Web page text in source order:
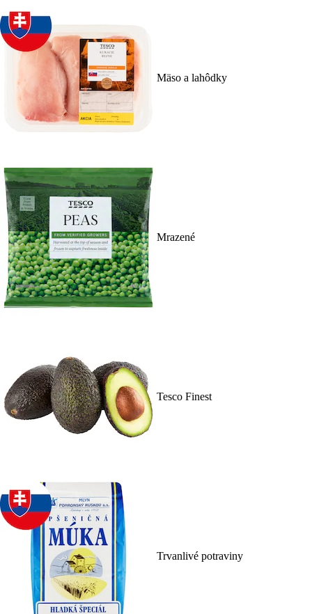
Mäso a lahôdky
Mrazené
Tesco Finest
Trvanlivé potraviny